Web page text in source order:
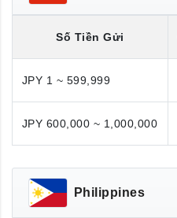
Số Tiền Gửi
JPY 1 ~ 599,999
JPY 600,000 ~ 1,000,000
Philippines